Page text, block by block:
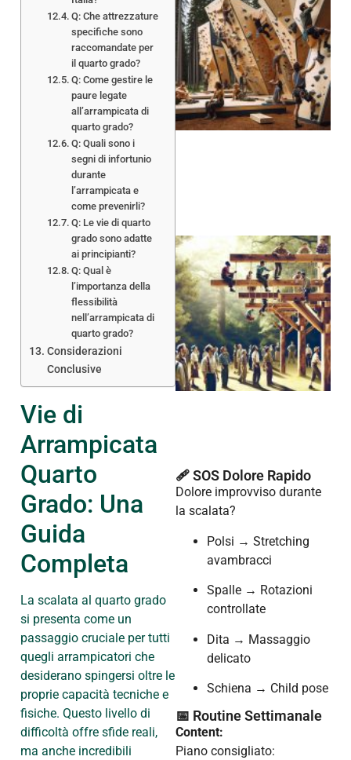
Q: Che attrezzature
specifiche sono
raccomandate per
il quarto grado?
Q: Come gestire le
paure legate
all’arrampicata di
quarto grado?
Q: Quali sono i
segni di infortunio
durante
l’arrampicata e
come prevenirli?
Q: Le vie di quarto
grado sono adatte
ai principianti?
Q: Qual è
l’importanza della
flessibilità
nell’arrampicata di
quarto grado?
Considerazioni
Conclusive
Vie di
Arrampicata
Quarto
Grado: Una
Guida
Completa
La scalata al quarto grado
si presenta come un
passaggio cruciale per tutti
quegli arrampicatori che
desiderano spingersi oltre le
proprie capacità tecniche e
fisiche. Questo livello di
difficoltà offre sfide reali,
ma anche incredibili
🩹 SOS Dolore Rapido
Dolore improvviso durante
la scalata?
Polsi → Stretching
avambracci
Spalle → Rotazioni
controllate
Dita → Massaggio
delicato
Schiena → Child pose
📅 Routine Settimanale
Content:
Piano consigliato: